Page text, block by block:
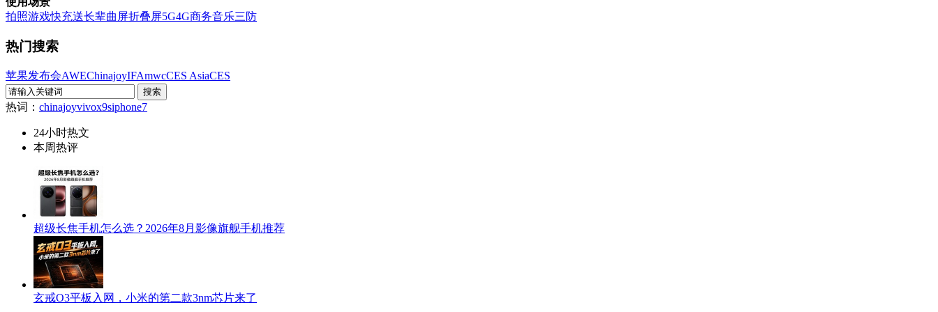
拍照游戏快充送长辈曲屏折叠屏5G4G商务音乐三防
热门搜索
苹果发布会AWEChinajoyIFAmwcCES AsiaCES
热词： chinajoyvivox9siphone7
24小时热文
本周热评
超级长焦手机怎么选？2026年8月影像旗舰手机推荐
玄戒O3平板入网，小米的第二款3nm芯片来了